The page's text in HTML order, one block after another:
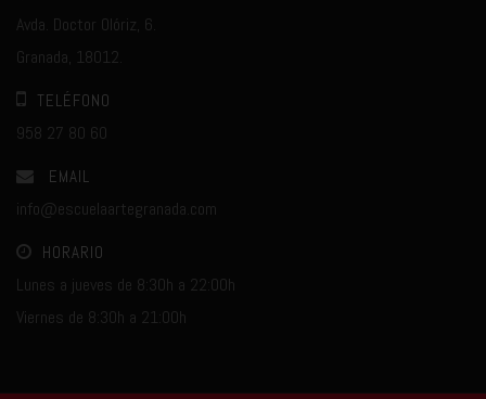
Avda. Doctor Olóriz, 6.
Granada, 18012.
TELÉFONO
958 27 80 60
EMAIL
info@escuelaartegranada.com
HORARIO
Lunes a jueves de 8:30h a 22:00h
Viernes de 8:30h a 21:00h